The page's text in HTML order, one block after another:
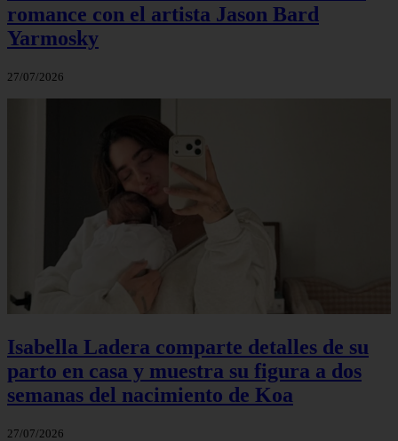
romance con el artista Jason Bard
Yarmosky
27/07/2026
Isabella Ladera comparte detalles de su
parto en casa y muestra su figura a dos
semanas del nacimiento de Koa
27/07/2026